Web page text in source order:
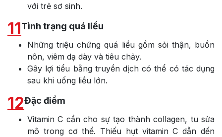
với trẻ sơ sinh.
11Tình trạng quá liều
Những triệu chứng quá liều gồm sỏi thận, buồn
nôn, viêm dạ dày và tiêu chảy.
Gây lợi tiểu bằng truyền dịch có thể có tác dụng
sau khi uống liều lớn.
12Đặc điểm
Vitamin C cần cho sự tạo thành collagen, tu sửa
mô trong cơ thể. Thiếu hụt vitamin C dẫn dến